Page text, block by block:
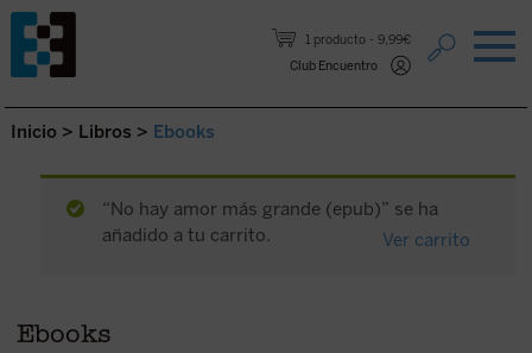
1 producto
9,99€
Club Encuentro
Saltar al contenido.
Inicio > Libros > Ebooks
“No hay amor más grande (epub)” se ha
añadido a tu carrito.
Ver carrito
Ebooks